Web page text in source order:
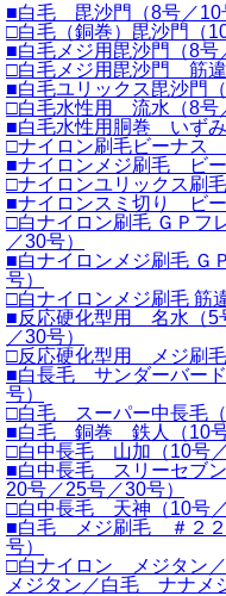
■白毛 毘沙門（8号／10
□白毛（銅巻）毘沙門（
■白毛メジ用毘沙門（8号
□白毛メジ用毘沙門 筋違
■白毛ユリックス毘沙門
□白毛水性用 流水（8号
■白毛水性用胴巻 いずみ
□ナイロン刷毛ビーナス
■ナイロンメジ刷毛 ビー
□ナイロンユリックス刷
■ナイロンスミ切り ビー
□白ナイロン刷毛 ＧＰフ
／30号）
■白ナイロンメジ刷毛 Ｇ
号）
□白ナイロンメジ刷毛 筋
■反応硬化型用 名水（5
／30号）
□反応硬化型用 メジ刷毛
■白長毛 サンダーバー
号）
□白毛 スーパー中長毛（
■白毛 銅巻 鉄人（10号
□白中長毛 山加（10号／
■白中長毛 スリーセブン
20号／25号／30号）
□白中長毛 天神（10号／
■白毛 メジ刷毛 ＃２２
号）
□白ナイロン メジタン
メジタン／白毛 ナナメ